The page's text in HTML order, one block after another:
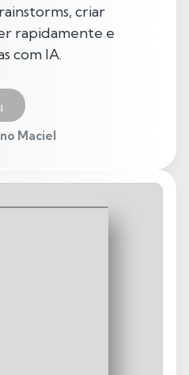
criar
rapidamente e
com IA.
Maciel